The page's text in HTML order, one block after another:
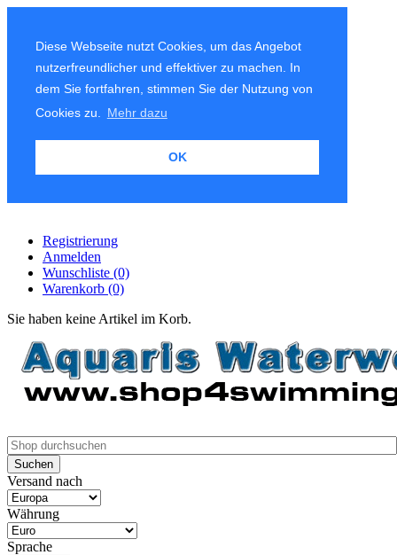
Diese Webseite nutzt Cookies, um das Angebot
nutzerfreundlicher und effektiver zu machen. In
dem Sie fortfahren, stimmen Sie der Nutzung von
Cookies zu.
Mehr dazu
OK
Registrierung
Anmelden
Wunschliste (0)
Warenkorb (0)
Sie haben keine Artikel im Korb.
Versand nach
Währung
Sprache